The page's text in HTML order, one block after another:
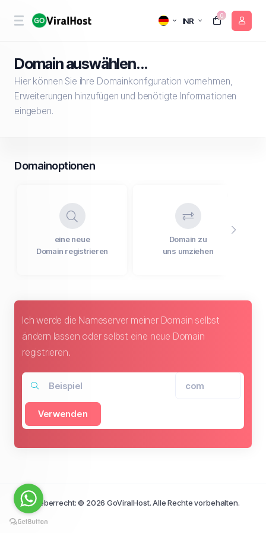
INR
0
Domain auswählen...
Hier können Sie ihre Domainkonfiguration vornehmen,
Erweiterungen hinzufügen und benötigte Informationen
eingeben.
Domainoptionen
eine neue
Domain registrieren
Domain zu
uns umziehen
Ich werde die Nameserver meiner Domain selbst
ändern lassen oder selbst eine neue Domain
registrieren.
Verwenden
Urheberrecht: © 2026 GoViralHost. Alle Rechte vorbehalten.